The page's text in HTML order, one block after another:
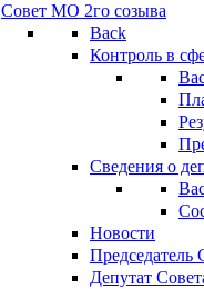
Совет МО 2го созыва
Back
Контроль в
Сведения о
Новости
Депутат